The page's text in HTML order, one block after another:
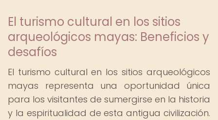
El turismo cultural en los sitios
arqueológicos mayas: Beneficios y
desafíos
El turismo cultural en los sitios arqueológicos
mayas representa una oportunidad única
para los visitantes de sumergirse en la historia
y la espiritualidad de esta antigua civilización.